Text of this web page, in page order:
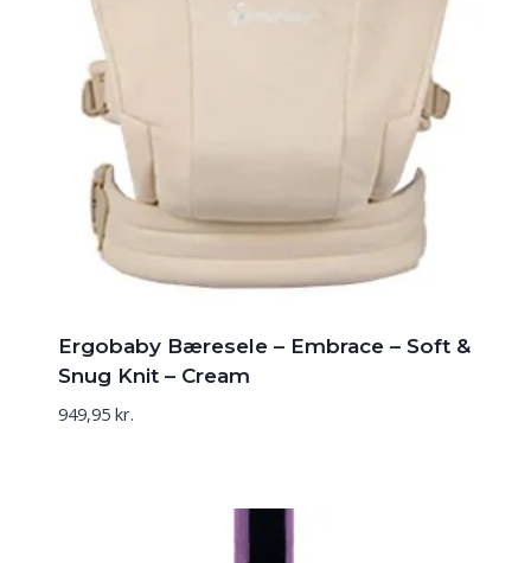
Ergobaby Bæresele – Embrace – Soft &
Snug Knit – Cream
949,95 kr.